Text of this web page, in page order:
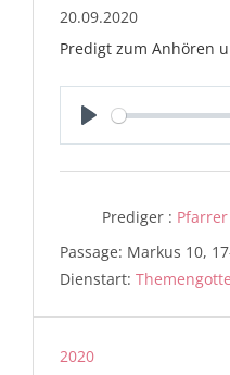
20.09.2020
Predigt zum Anhören
Play
Prediger :
Passage: Markus 10,
Dienstart:
2020